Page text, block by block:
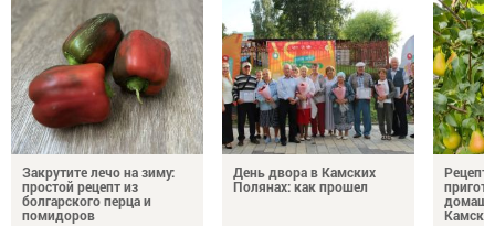
Закрутите лечо на зиму:
простой рецепт из
болгарского перца и
помидоров
День двора в Камских
Полянах: как прошел